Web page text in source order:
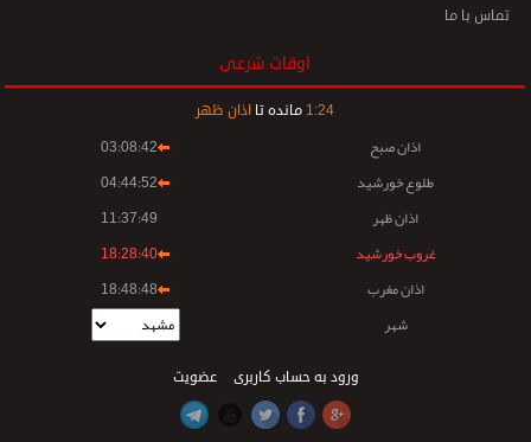
تماس با ما
اوقات شرعی
1:24 مانده تا اذان ظهر
اذان صبح
03:08:42
طلوع خورشید
04:44:52
اذان ظهر
11:37:49
غروب خورشید
18:28:40
اذان مغرب
18:48:48
شهر
عضویت ورود به حساب کاربری